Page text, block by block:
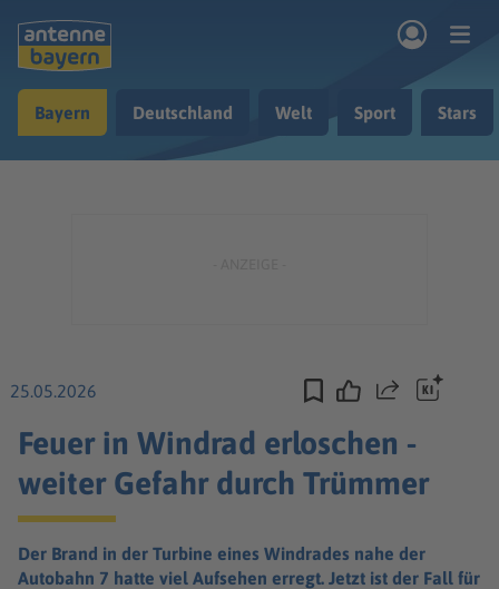
Musik & Radio
Bayern Deutschland Welt Sport Stars
25.05.2026 Teilen
Feuer in Windrad erloschen -
weiter Gefahr durch Trümmer
Der Brand in der Turbine eines Windrades nahe der
Autobahn 7 hatte viel Aufsehen erregt. Jetzt ist der Fall für